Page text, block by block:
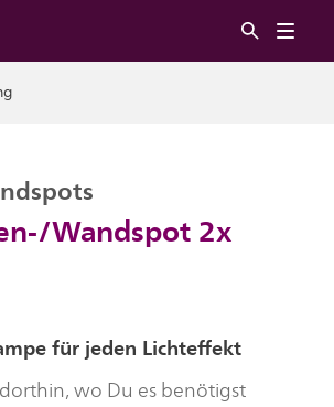
Wandspot 2x
für jeden Lichteffekt
wo Du es benötigst